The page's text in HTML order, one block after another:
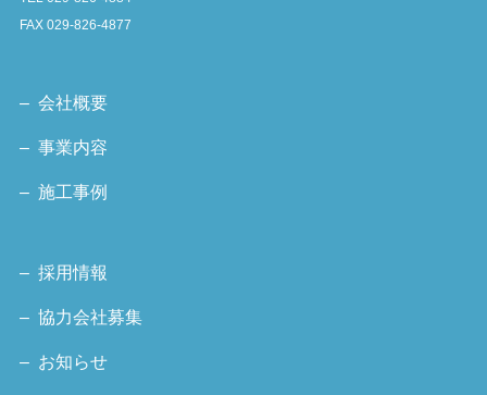
FAX 029-826-4877
– 会社概要
– 事業内容
– 施工事例
– 採用情報
– 協力会社募集
– お知らせ